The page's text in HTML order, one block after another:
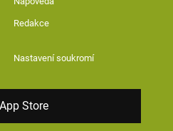
Redakce
Nastavení soukromí
App Store